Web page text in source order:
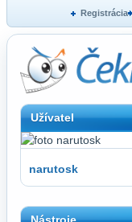
Registrácia
Užívatel
narutosk
Nástroje